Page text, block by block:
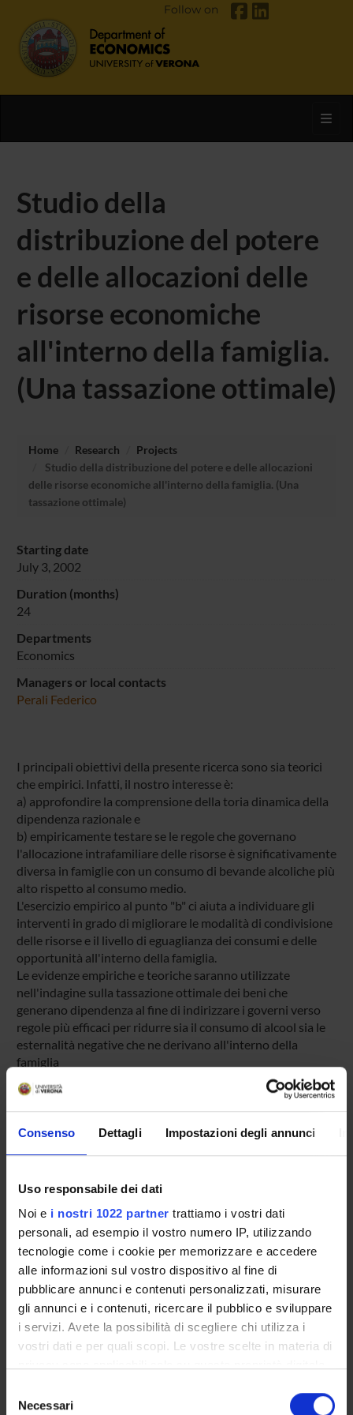
Consenso Dettagli Impostazioni degli annunci
Uso responsabile dei dati
Noi e i nostri 1022 partner trattiamo i vostri dati
personali, ad esempio il vostro numero IP, utilizzando
tecnologie come i cookie per memorizzare e accedere
alle informazioni sul vostro dispositivo al fine di
pubblicare annunci e contenuti personalizzati, misurare
gli annunci e i contenuti, ricercare il pubblico e sviluppare
i servizi. Avete la possibilità di scegliere chi utilizza i
vostri dati e per quali scopi. Le vostre scelte in materia di
modificare o revocare il proprio consenso in qualsiasi
delNecessari
Follow on
Studio della
distribuzione del potere
e delle allocazioni delle
risorse economiche
all'interno della famiglia.
(Una tassazione ottimale)
Home Research
Projects
Studio della distribuzione del potere e delle allocazioni
delle risorse economiche all'interno della famiglia. (Una
tassazione ottimale)
Starting date
July 3, 2002
Duration (months)
24
Departments
Economics
Managers or local contacts
Perali Federico
I principali obiettivi della presente ricerca sono sia teorici
che empirici. Infatti, il nostro interesse è:
a) approfondire la comprensione della toria dinamica della
dipendenza razionale e
b) empiricamente testare se le regole che governano
l'allocazione intrafamiliare delle risorse è significativamente
diversa in famiglie con un consumo di bevande alcoliche più
alto rispetto al consumo medio.
L'esercizio empirico al punto "b" ci aiuta a individuare gli
interventi in grado di migliorare le modalità di condivisione
delle risorse e il livello di eguaglianza dei consumi e delle
opportunità all'interno della famiglia.
Le evidenze empiriche e teoriche saranno utilizzate
nell'indagine sulla tassazione ottimale dei beni che
generano dipendenza al fine di indirizzare i governi verso
regole più efficaci per ridurre sia il consumo di alcool sia le
esternalità negative che ne derivano all'interno della
famiglia
SPONSORS:
PROJECT PARTICIPANTS
Federico Perali
Full Professor
ACTIVITIES